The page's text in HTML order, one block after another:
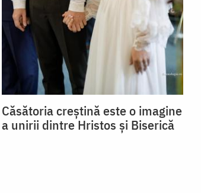
Căsătoria creștină este o imagine
a unirii dintre Hristos și Biserică